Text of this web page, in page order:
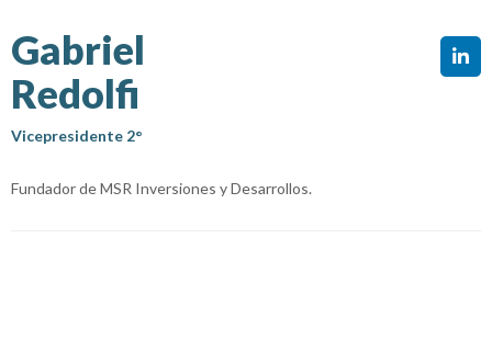
Gabriel
Redolfi
Vicepresidente 2°
Fundador de MSR Inversiones y Desarrollos.